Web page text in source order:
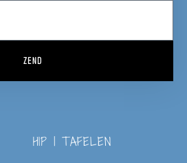
ZEND
HIP | TAFELEN